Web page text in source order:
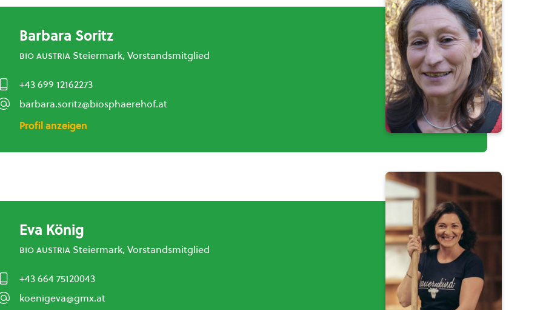
Barbara Soritz
bio austria Steiermark, Vorstandsmitglied
+43 699 12162273
barbara.soritz@biosphaerehof.at
Profil anzeigen
Eva König
bio austria Steiermark, Vorstandsmitglied
+43 664 75120043
koenigeva@gmx.at